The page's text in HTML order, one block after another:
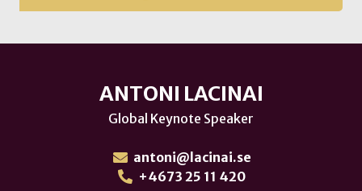
ANTONI LACINAI
Global Keynote Speaker
antoni@lacinai.se
+4673 25 11 420